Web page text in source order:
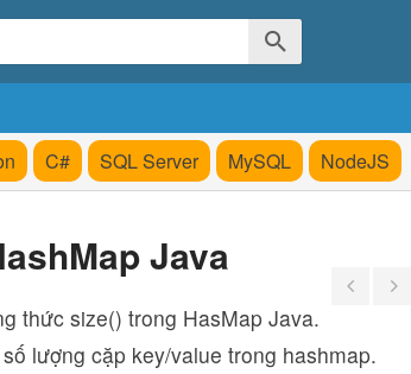
C# SQL Server MySQL NodeJS
Java
thức size() trong HasMap Java.
lượng cặp key/value trong hashmap.